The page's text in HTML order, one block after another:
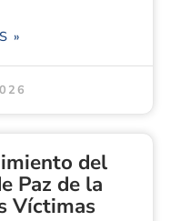
»
del
Paz de la
Víctimas